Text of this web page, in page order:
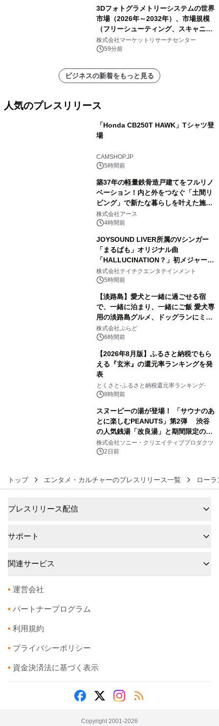
3Dフォトグラメトリーシステムの世界
市場（2026年～2032年）、市場規模
（フリーシューティング、スキャニン
グ、その他）・分析レポートを発表
株式会社マーケットリサーチセンター
59分前
ビジネスの新着をもっと見る
人気のプレスリリース
「Honda CB250T HAWK」Tシャツ登
場
CAMSHOP.JP
5時間前
築37年の軽量鉄骨造戸建てをフルリノ
ベーション！内と外をつなぐ「土間リ
ビング」で新たな暮らしを叶えた施工
事例を株式会社アースが公開
株式会社アース
4時間前
JOYSOUND LIVER所属のVシンガー
「まるぱも」オリジナル曲
「HALLUCINATION？」初メジャー配
信リリース決定！
株式会社テイチクエンタテインメント
5時間前
【淡路島】愛犬と一緒に過ごせる宿
で、一緒に泊まり、一緒にご飯 愛犬専
用の淡路島グルメ、ドッグランにミニ
プール グランピングとトレーラーハウ
スの2施設で
株式会社ぷらど
6時間前
【2026年8月版】ふるさと納税でもら
える『玄米』の還元率ランキングを発
表
とくさと-ふるさと納税還元率ランキング-
8時間前
スヌーピーの湯が登場！ 「サウナのあ
とに楽しむPEANUTS」第2弾 渋谷
の人気銭湯「改良湯」と期間限定のコ
ラボレーション サウナイキタイコラ
ボグッズも発売決定！
株式会社ソニー・クリエイティブプロダクツ
2日前
トップ エンタメ・カルチャーのプレスリリース一覧 ロー
プレスリリース配信
サポート
関連サービス
• 運営会社
• パートナープログラム
• 利用規約
• プライバシーポリシー
• 資金決済法に基づく表示
Copyright 2001-2026